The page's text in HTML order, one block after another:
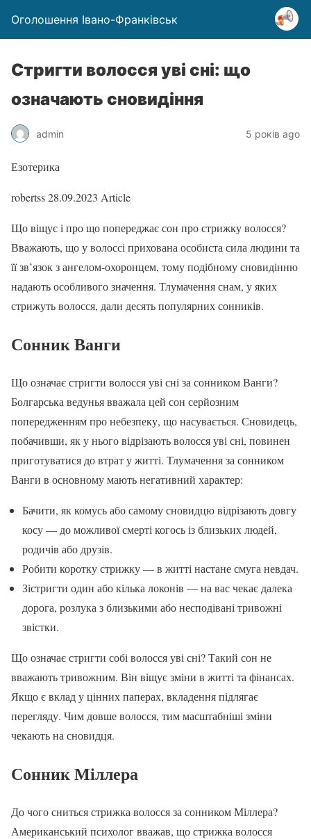
Оголошення Івано-Франківськ
Стригти волосся уві сні: що
означають сновидіння
admin 5 років ago
Езотерика
robertss28.09.2023 Article
Що віщує і про що попереджає сон про стрижку волосся?
Вважають, що у волоссі прихована особиста сила людини та
її зв’язок з ангелом-охоронцем, тому подібному сновидінню
надають особливого значення. Тлумачення снам, у яких
стрижуть волосся, дали десять популярних сонників.
Сонник Ванги
Що означає стригти волосся уві сні за сонником Ванги?
Болгарська ведунья вважала цей сон серйозним
попередженням про небезпеку, що насувається. Сновидець,
побачивши, як у нього відрізають волосся уві сні, повинен
приготуватися до втрат у житті. Тлумачення за сонником
Ванги в основному мають негативний характер:
Бачити, як комусь або самому сновидцю відрізають довгу
косу — до можливої смерті когось із близьких людей,
родичів або друзів.
Робити коротку стрижку — в житті настане смуга невдач.
Зістригти один або кілька локонів — на вас чекає далека
дорога, розлука з близькими або несподівані тривожні
звістки.
Що означає стригти собі волосся уві сні? Такий сон не
вважають тривожним. Він віщує зміни в житті та фінансах.
Якщо є вклад у цінних паперах, вкладення підлягає
перегляду. Чим довше волосся, тим масштабніші зміни
чекають на сновидця.
Сонник Міллера
До чого сниться стрижка волосся за сонником Міллера?
Американський психолог вважав, що стрижка волосся